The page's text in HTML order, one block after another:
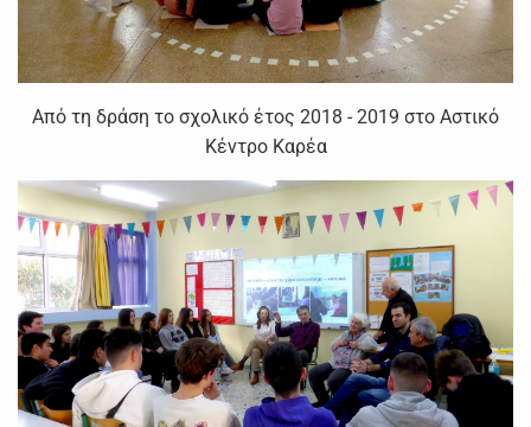
Από τη δράση το σχολικό έτος 2018 - 2019 στο Αστικό
Κέντρο Καρέα